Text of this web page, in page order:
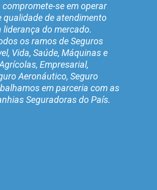
se em operar
qualidade de atendimento
do mercado.
os ramos de Seguros
Vida, Saúde, Máquinas e
Empresarial,
Aeronáutico, Seguro
em parceria com as
Seguradoras do País.